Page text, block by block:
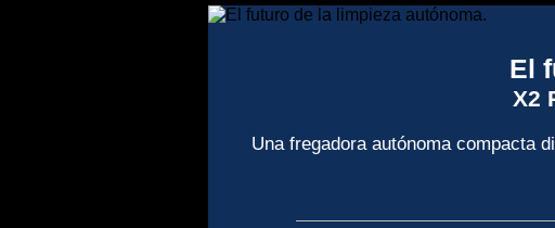
El
X2
Una fregadora autónoma compacta